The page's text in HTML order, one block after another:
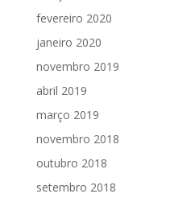
fevereiro 2020
janeiro 2020
novembro 2019
abril 2019
março 2019
novembro 2018
outubro 2018
setembro 2018